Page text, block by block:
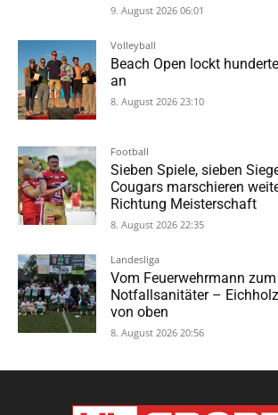
9. August 2026 06:01
Volleyball
Beach Open lockt
an
8. August 2026 23:10
Football
Sieben Spiele, sieben
Cougars marschieren
Richtung Meisterschaft
8. August 2026 22:35
Landesliga
Vom Feuerwehrmann zum
Notfallsanitäter –
von oben
8. August 2026 20:56